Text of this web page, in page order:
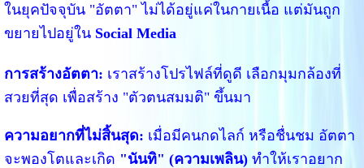
ในยุคปัจจุบัน "อัตตา" ไม่ได้อยู่แค่ในกายเนื้อ แต่มันถูก
ขยายไปอยู่ใน Social Media
การสร้างอัตตา: เราสร้างโปรไฟล์ที่ดูดี เลือกมุมกล้องที่
สวยที่สุด เพื่อสร้าง "ตัวตนสมมติ" ขึ้นมา
ความอยากที่ไม่สิ้นสุด: เมื่อมีคนกดไลก์ หรือชื่นชม อัตตา
จะพองโตและเกิด "นันทิ" (ความเพลิน)ทำให้เราอยาก